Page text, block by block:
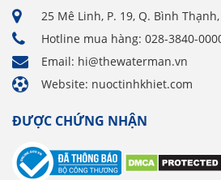
25 Mê Linh, P. 19, Q. Bình
Hotline mua hàng: 028-3840-
Email: hi@thewaterman.vn
Website: nuoctinhkhiet.com
ĐƯỢC CHỨNG NHẬN